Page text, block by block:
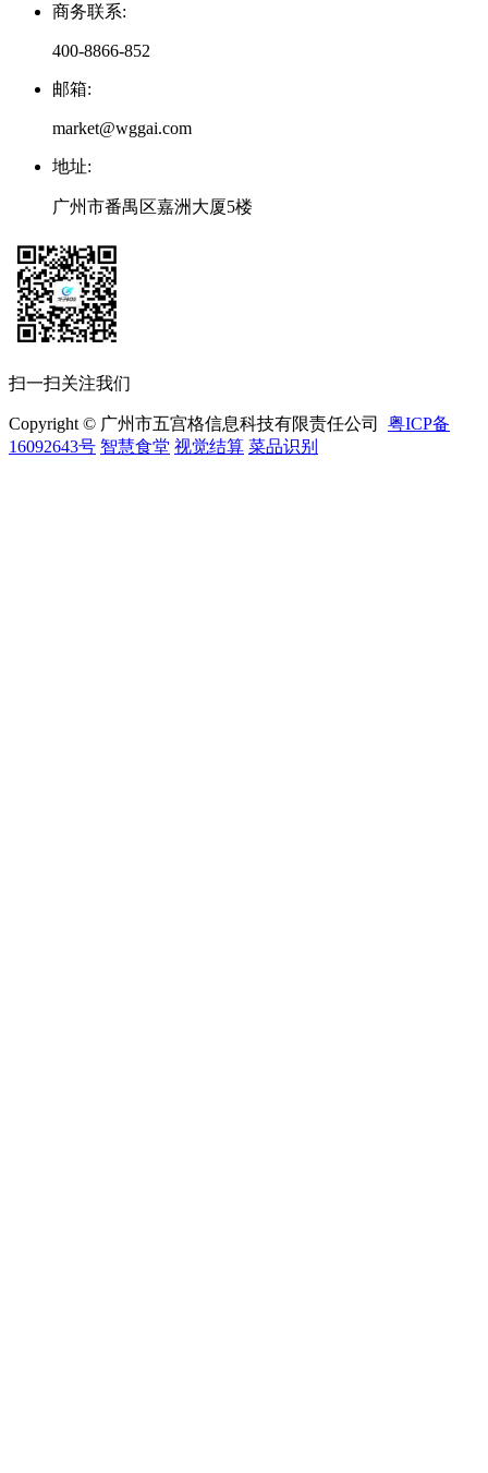
商务联系:
400-8866-852
邮箱:
market@wggai.com
地址:
广州市番禺区嘉洲大厦5楼
扫一扫关注我们
Copyright © 广州市五宫格信息科技有限责任公司 粤ICP备
16092643号 智慧食堂 视觉结算 菜品识别